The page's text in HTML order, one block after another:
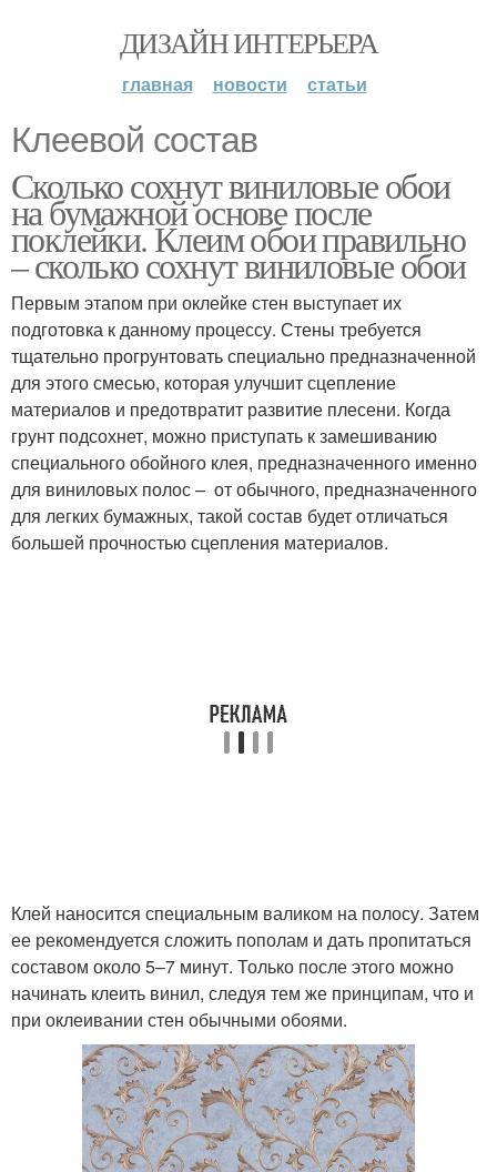
ДИЗАЙН ИНТЕРЬЕРА
главная новости статьи
Клеевой состав
Сколько сохнут виниловые обои
на бумажной основе после
поклейки. Клеим обои правильно
– сколько сохнут виниловые обои
Первым этапом при оклейке стен выступает их
подготовка к данному процессу. Стены требуется
тщательно прогрунтовать специально предназначенной
для этого смесью, которая улучшит сцепление
материалов и предотвратит развитие плесени. Когда
грунт подсохнет, можно приступать к замешиванию
специального обойного клея, предназначенного именно
для виниловых полос – от обычного, предназначенного
для легких бумажных, такой состав будет отличаться
большей прочностью сцепления материалов.
Клей наносится специальным валиком на полосу. Затем
ее рекомендуется сложить пополам и дать пропитаться
составом около 5–7 минут. Только после этого можно
начинать клеить винил, следуя тем же принципам, что и
при оклеивании стен обычными обоями.